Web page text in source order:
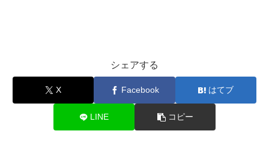
シェアする
X Facebook はてブ
LINE コピー